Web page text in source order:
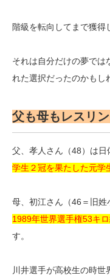
階級を転向してまで獲得
それは自分だけの夢では
れた選択だったのかもし
父も母もレスリ
父、孝人さん（48）は
学生２冠を果たした元学
母、初江さん（46＝旧姓
1989年世界選手権53キ
す。
川井選手が高校生の時世